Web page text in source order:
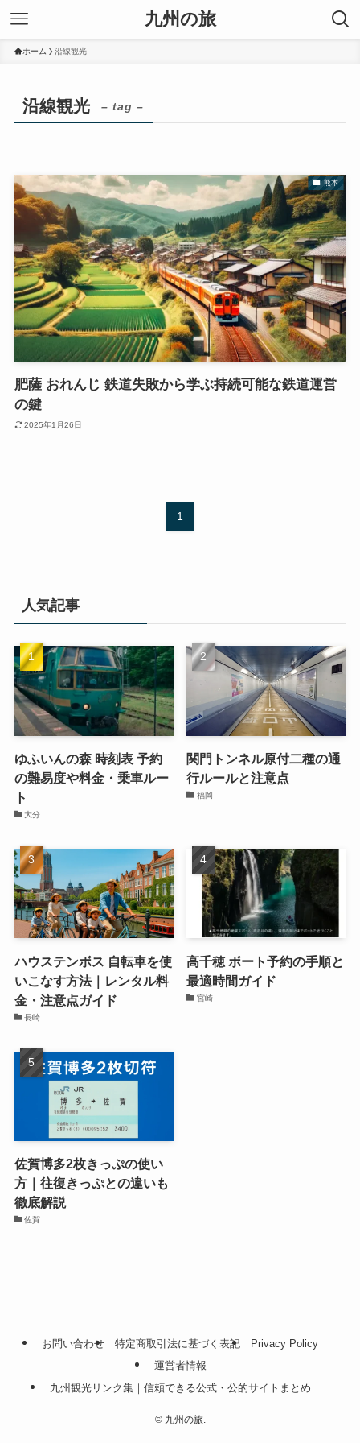
九州の旅
ホーム 沿線観光
沿線観光 – tag –
熊本
肥薩 おれんじ 鉄道失敗から学ぶ持続可能な鉄道運営
の鍵
2025年1月26日
1
人気記事
ゆふいんの森 時刻表 予約
の難易度や料金・乗車ルー
ト
大分
関門トンネル原付二種の通
行ルールと注意点
福岡
ハウステンボス 自転車を使
いこなす方法｜レンタル料
金・注意点ガイド
長崎
高千穂 ボート予約の手順と
最適時間ガイド
宮崎
佐賀博多2枚きっぷの使い
方｜往復きっぷとの違いも
徹底解説
佐賀
お問い合わせ 特定商取引法に基づく表記
Privacy Policy
運営者情報
九州観光リンク集｜信頼できる公式・公的サイトまとめ
©九州の旅.